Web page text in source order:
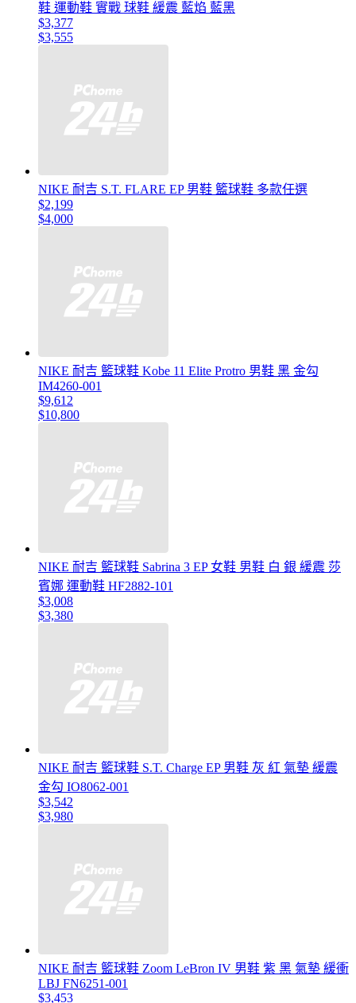
鞋 運動鞋 實戰 球鞋 緩震 藍焰 藍黑
$3,377
$3,555
NIKE 耐吉 S.T. FLARE EP 男鞋 籃球鞋 多款任選
$2,199
$4,000
NIKE 耐吉 籃球鞋 Kobe 11 Elite Protro 男鞋 黑 金勾
IM4260-001
$9,612
$10,800
NIKE 耐吉 籃球鞋 Sabrina 3 EP 女鞋 男鞋 白 銀 緩震 莎
賓娜 運動鞋 HF2882-101
$3,008
$3,380
NIKE 耐吉 籃球鞋 S.T. Charge EP 男鞋 灰 紅 氣墊 緩震
金勾 IO8062-001
$3,542
$3,980
NIKE 耐吉 籃球鞋 Zoom LeBron IV 男鞋 紫 黑 氣墊 緩衝
LBJ FN6251-001
$3,453